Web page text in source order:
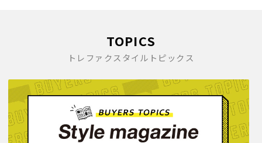
TOPICS
トレファクスタイルトピックス